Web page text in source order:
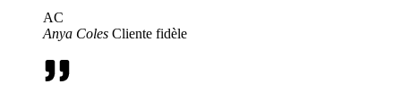
AC
Anya Coles Cliente fidèle